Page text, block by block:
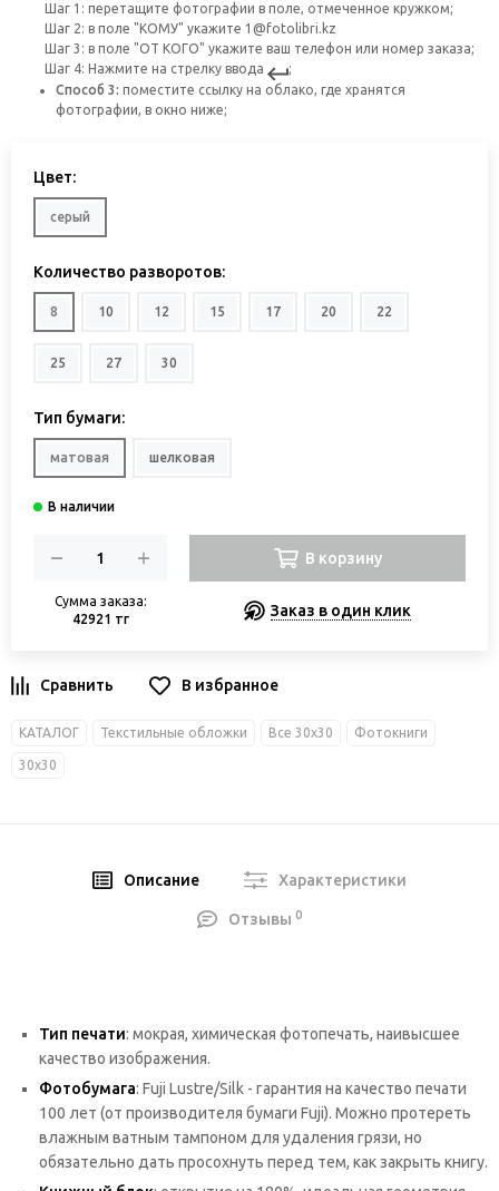
Шаг 1: перетащите фотографии в поле, отмеченное кружком;
Шаг 2: в поле "КОМУ" укажите 1@fotolibri.kz
Шаг 3: в поле "ОТ КОГО" укажите ваш телефон или номер заказа;
Шаг 4: Нажмите на стрелку ввода
;
Способ 3: поместите ссылку на облако, где хранятся
фотографии, в окно ниже;
Цвет:
серый
Количество разворотов:
8 10 12 15 17 20 22
25 27 30
Тип бумаги:
матовая шелковая
Сумма заказа:
42921 тг
В корзину
Заказ в один клик
В избранное
КАТАЛОГ Текстильные обложки Все 30х30 Фотокниги
30х30
Описание Характеристики
Отзывы 0
Тип печати: мокрая, химическая фотопечать, наивысшее
качество изображения.
Фотобумага: Fuji Lustre/Silk - гарантия на качество печати
100 лет (от производителя бумаги Fuji). Можно протереть
влажным ватным тампоном для удаления грязи, но
обязательно дать просохнуть перед тем, как закрыть книгу.